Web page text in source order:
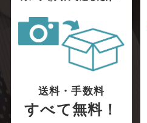
送料・手数料
すべて無料！